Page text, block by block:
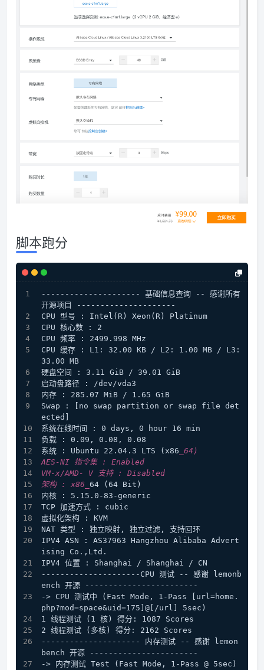
脚本跑分
--------------------- 基础信息查询 -- 感谢所有
开源项目 ---------------------
CPU 型号 : Intel(R) Xeon(R) Platinum
CPU 核心数 : 2
CPU 频率 : 2499.998 MHz
CPU 缓存 : L1: 32.00 KB / L2: 1.00 MB / L3:
33.00 MB
硬盘空间 : 3.11 GiB / 39.01 GiB
启动盘路径 : /dev/vda3
内存 : 285.07 MiB / 1.65 GiB
Swap : [no swap partition or swap file det
ected]
系统在线时间 : 0 days, 0 hour 16 min
负载 : 0.09, 0.08, 0.08
系统 : Ubuntu 22.04.3 LTS (x86 _64)
AES-NI 指令集 : Enabled
VM-x/AMD- V 支持 : Disabled
架构 : x86_ 64 (64 Bit)
内核 : 5.15.0-83-generic
TCP 加速方式 : cubic
虚拟化架构 : KVM
NAT 类型 : 独立映射, 独立过滤, 支持回环
IPV4 ASN : AS37963 Hangzhou Alibaba Advert
ising Co.,Ltd.
IPV4 位置 : Shanghai / Shanghai / CN
---------------------CPU 测试 -- 感谢 lemonb
ench 开源 ------------------------
-> CPU 测试中 (Fast Mode, 1-Pass [url=home.
php?mod=space&uid=175]@[/url] 5sec)
1 线程测试 (1 核) 得分: 1087 Scores
2 线程测试 (多核) 得分: 2162 Scores
--------------------- 内存测试 -- 感谢 lemon
bench 开源 -----------------------
-> 内存测试 Test (Fast Mode, 1-Pass @ 5sec)